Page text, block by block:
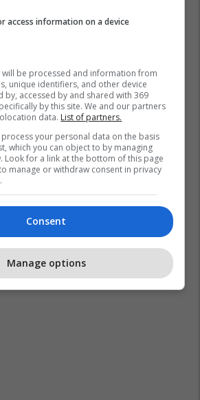
access information on a device
be processed and information from
unique identifiers, and other device
by, accessed by and shared with 369
by this site. We and our partners
data. List of partners.
your personal data on the basis
which you can object to by managing
Look for a link at the bottom of this page
manage or withdraw consent in privacy
Consent
Manage options